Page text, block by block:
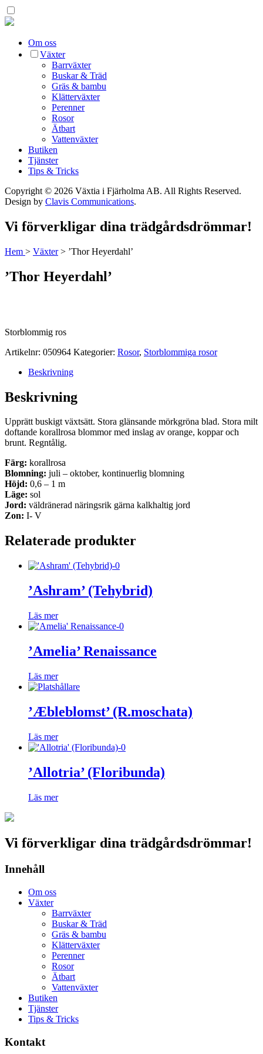
Om oss
Växter
Barrväxter
Buskar & Träd
Gräs & bambu
Klätterväxter
Perenner
Rosor
Ätbart
Vattenväxter
Butiken
Tjänster
Tips & Tricks
Copyright © 2026 Växtia i Fjärholma AB. All Rights Reserved.
Design by Clavis Communications.
Vi förverkligar dina trädgårdsdrömmar!
Hem > Växter> ’Thor Heyerdahl’
’Thor Heyerdahl’
Storblommig ros
Artikelnr: 050964 Kategorier: Rosor, Storblommiga rosor
Beskrivning
Beskrivning
Upprätt buskigt växtsätt. Stora glänsande mörkgröna blad. Stora milt
doftande korallrosa blommor med inslag av orange, koppar och
brunt. Regntålig.
Färg: korallrosa
Blomning: juli – oktober, kontinuerlig blomning
Höjd: 0,6 – 1 m
Läge: sol
Jord: väldränerad näringsrik gärna kalkhaltig jord
Zon: I- V
Relaterade produkter
’Ashram’ (Tehybrid)
Läs mer
’Amelia’ Renaissance
Läs mer
’Æbleblomst’ (R.moschata)
Läs mer
’Allotria’ (Floribunda)
Läs mer
Vi förverkligar dina trädgårdsdrömmar!
Innehåll
Om oss
Växter
Barrväxter
Buskar & Träd
Gräs & bambu
Klätterväxter
Perenner
Rosor
Ätbart
Vattenväxter
Butiken
Tjänster
Tips & Tricks
Kontakt